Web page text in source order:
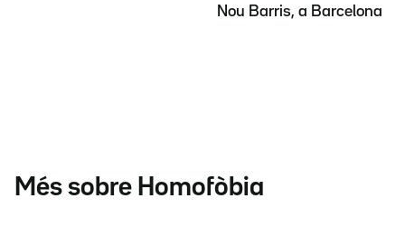
Nou Barris, a Barcelona
Més sobre Homofòbia